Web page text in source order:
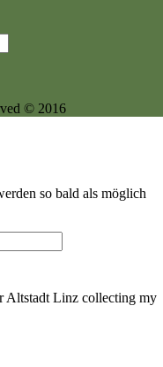
© 2016
so bald als möglich
Altstadt Linz collecting my